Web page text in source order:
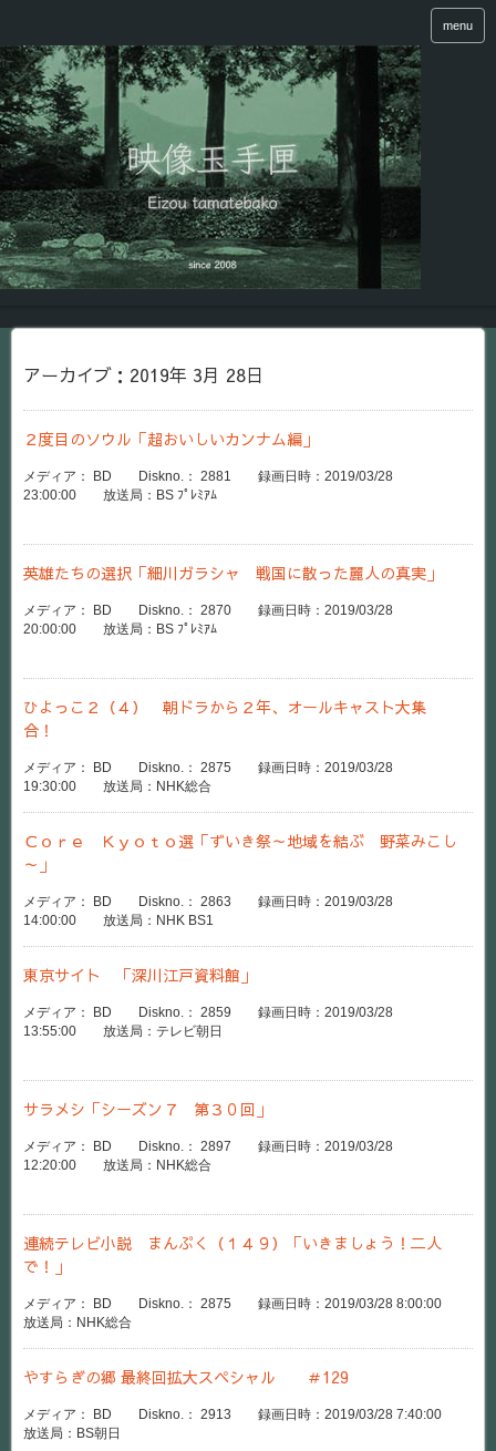
menu
アーカイブ：2019年 3月 28日
２度目のソウル「超おいしいカンナム編」
メディア： BD Diskno.： 2881 録画日時：2019/03/28
23:00:00 放送局：BS ﾌﾟﾚﾐｱﾑ
英雄たちの選択「細川ガラシャ 戦国に散った麗人の真実」
メディア： BD Diskno.： 2870 録画日時：2019/03/28
20:00:00 放送局：BS ﾌﾟﾚﾐｱﾑ
ひよっこ２（４） 朝ドラから２年、オールキャスト大集
合！
メディア： BD Diskno.： 2875 録画日時：2019/03/28
19:30:00 放送局：NHK総合
Ｃｏｒｅ Ｋｙｏｔｏ選「ずいき祭～地域を結ぶ 野菜みこし
～」
メディア： BD Diskno.： 2863 録画日時：2019/03/28
14:00:00 放送局：NHK BS1
東京サイト 「深川江戸資料館」
メディア： BD Diskno.： 2859 録画日時：2019/03/28
13:55:00 放送局：テレビ朝日
サラメシ「シーズン７ 第３０回」
メディア： BD Diskno.： 2897 録画日時：2019/03/28
12:20:00 放送局：NHK総合
連続テレビ小説 まんぷく（１４９）「いきましょう！二人
で！」
メディア： BD Diskno.： 2875 録画日時：2019/03/28 8:00:00
放送局：NHK総合
やすらぎの郷 最終回拡大スペシャル ＃129
メディア： BD Diskno.： 2913 録画日時：2019/03/28 7:40:00
放送局：BS朝日